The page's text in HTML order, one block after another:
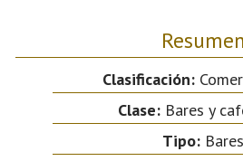
Resumen
Clasificación:
Clase:Bares y
Tipo: Bares